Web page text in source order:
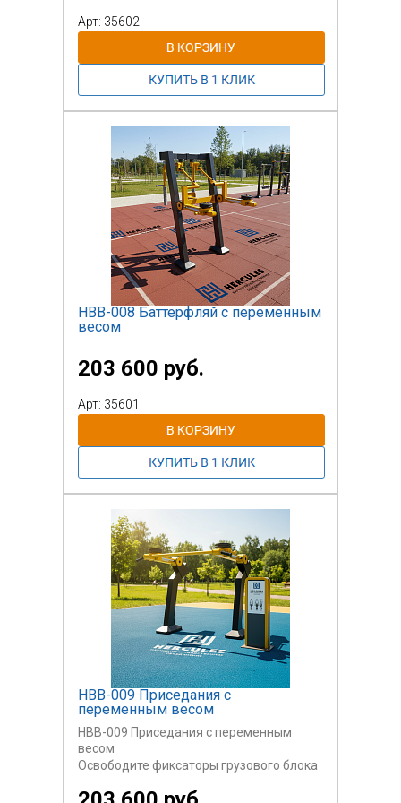
исходное положение. Повторить.
Тренажер оснащен держателем для
бутылки и держателем для телефона,
для комфортного использования.
Арт: 35602
НВВ-008 Баттерфляй с переменным
весом
203 600 руб.
Арт: 35601
НВВ-009 Приседания с
переменным весом
НВВ-009 Приседания с переменным
весом
Освободите фиксаторы грузового блока